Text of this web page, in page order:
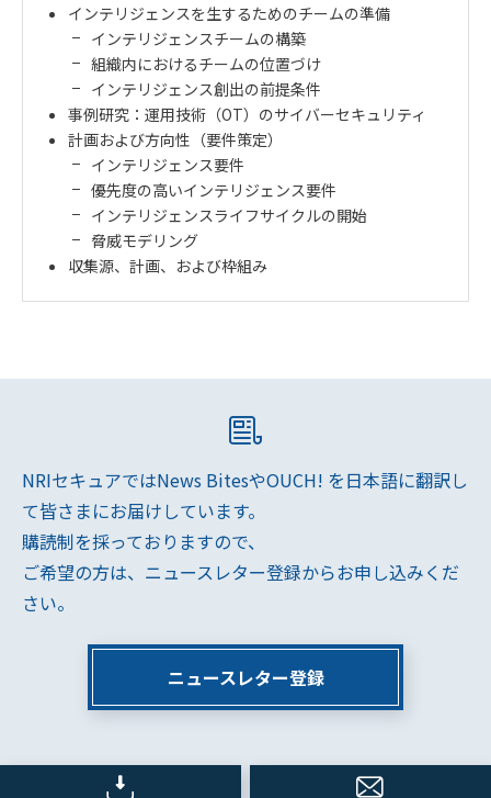
インテリジェンスを生するためのチームの準備
インテリジェンスチームの構築
組織内におけるチームの位置づけ
インテリジェンス創出の前提条件
事例研究：運用技術（OT）のサイバーセキュリティ
計画および方向性（要件策定）
インテリジェンス要件
優先度の高いインテリジェンス要件
インテリジェンスライフサイクルの開始
脅威モデリング
収集源、計画、および枠組み
NRIセキュアではNews BitesやOUCH! を日本語に翻訳し
て皆さまにお届けしています。
購読制を採っておりますので、
ご希望の方は、ニュースレター登録からお申し込みくだ
さい。
ニュースレター登録